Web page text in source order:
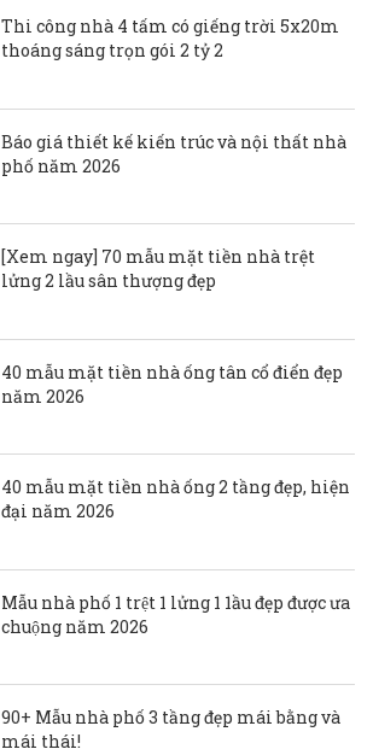
Thi công nhà 4 tấm có giếng trời 5x20m
thoáng sáng trọn gói 2 tỷ 2
Báo giá thiết kế kiến trúc và nội thất nhà
phố năm 2026
[Xem ngay] 70 mẫu mặt tiền nhà trệt
lửng 2 lầu sân thượng đẹp
40 mẫu mặt tiền nhà ống tân cổ điển đẹp
năm 2026
40 mẫu mặt tiền nhà ống 2 tầng đẹp, hiện
đại năm 2026
Mẫu nhà phố 1 trệt 1 lửng 1 1ầu đẹp được ưa
chuộng năm 2026
90+ Mẫu nhà phố 3 tầng đẹp mái bằng và
mái thái!